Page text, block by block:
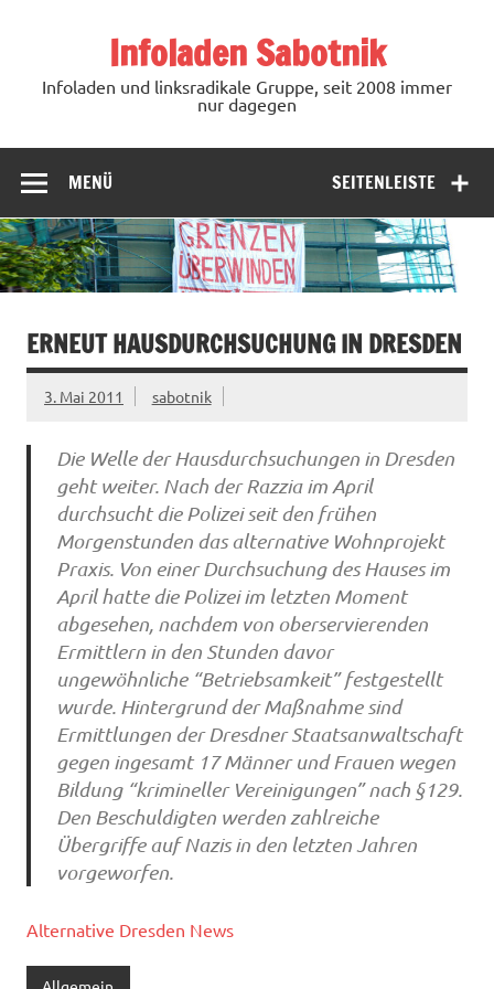
Infoladen Sabotnik
Infoladen und linksradikale Gruppe, seit 2008 immer
nur dagegen
SEITENLEISTE
MENÜ
ERNEUT HAUSDURCHSUCHUNG IN DRESDEN
3. Mai 2011 sabotnik
Die Welle der Hausdurchsuchungen in Dresden
geht weiter. Nach der Razzia im April
durchsucht die Polizei seit den frühen
Morgenstunden das alternative Wohnprojekt
Praxis. Von einer Durchsuchung des Hauses im
April hatte die Polizei im letzten Moment
abgesehen, nachdem von oberservierenden
Ermittlern in den Stunden davor
ungewöhnliche “Betriebsamkeit” festgestellt
wurde. Hintergrund der Maßnahme sind
Ermittlungen der Dresdner Staatsanwaltschaft
gegen ingesamt 17 Männer und Frauen wegen
Bildung “krimineller Vereinigungen” nach §129.
Den Beschuldigten werden zahlreiche
Übergriffe auf Nazis in den letzten Jahren
vorgeworfen.
Alternative Dresden News